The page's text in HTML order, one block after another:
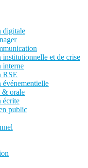
digitale
et de crise
interne
RSE
& orale
écrite
public